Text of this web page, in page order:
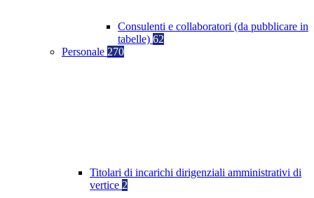
Consulenti e collaboratori (da pubblicare in
tabelle) 62
Personale 270
Titolari di incarichi dirigenziali amministrativi di
vertice 2